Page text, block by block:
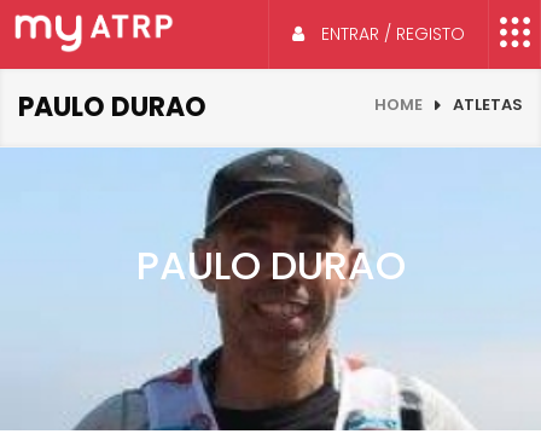
ENTRAR / REGISTO
PAULO DURAO HOME ATLETAS
PAULO DURAO